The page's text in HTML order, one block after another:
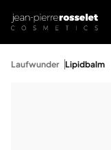
Laufwunder Lipidbalm